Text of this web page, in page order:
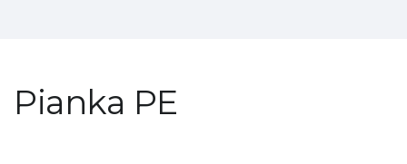
Pianka PE